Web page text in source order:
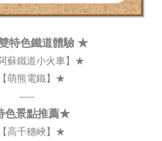
特色鐵道體驗 ★
蘇鐵道小火車】★
萌熊電鐵】★
-----
色景點推薦★
高千穗峽】★